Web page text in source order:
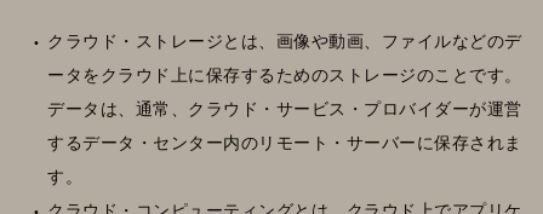
クラウド・ストレージとは、画像や動画、ファイルなどのデ
ータをクラウド上に保存するためのストレージのことです。
データは、通常、クラウド・サービス・プロバイダーが運営
するデータ・センター内のリモート・サーバーに保存されま
す。
クラウド・コンピューティングとは、クラウド上でアプリケ